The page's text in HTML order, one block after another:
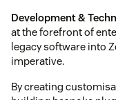
Development &
at the forefront of
legacy software into
imperative.
By creating